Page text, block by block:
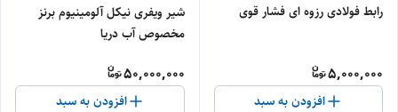
رابط فولادی رزوه ای فشار قوی
5,000,000
افزودن به سبد
شیر ویفری نیکل آلومینیوم برنز
مخصوص آب دریا
50,000,000
افزودن به سبد